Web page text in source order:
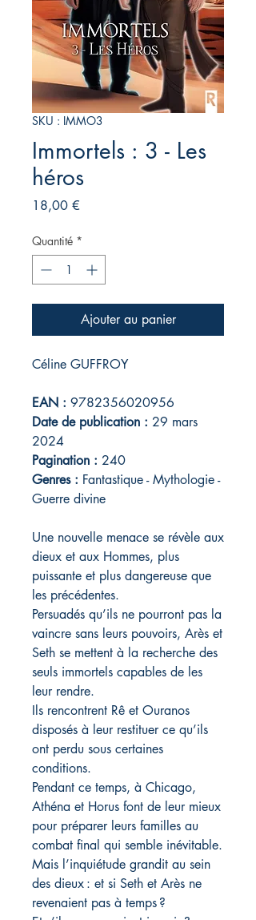
SKU : IMMO3
Immortels : 3 - Les
héros
18,00 €Prix
Quantité *
Ajouter au panier
Céline GUFFROY
EAN : 9782356020956
Date de publication : 29 mars
2024
Pagination : 240
Genres : Fantastique - Mythologie -
Guerre divine
Une nouvelle menace se révèle aux
dieux et aux Hommes, plus
puissante et plus dangereuse que
les précédentes.
Persuadés qu’ils ne pourront pas la
vaincre sans leurs pouvoirs, Arès et
Seth se mettent à la recherche des
seuls immortels capables de les
leur rendre.
Ils rencontrent Rê et Ouranos
disposés à leur restituer ce qu’ils
ont perdu sous certaines
conditions.
Pendant ce temps, à Chicago,
Athéna et Horus font de leur mieux
pour préparer leurs familles au
combat final qui semble inévitable.
Mais l’inquiétude grandit au sein
des dieux : et si Seth et Arès ne
revenaient pas à temps ?